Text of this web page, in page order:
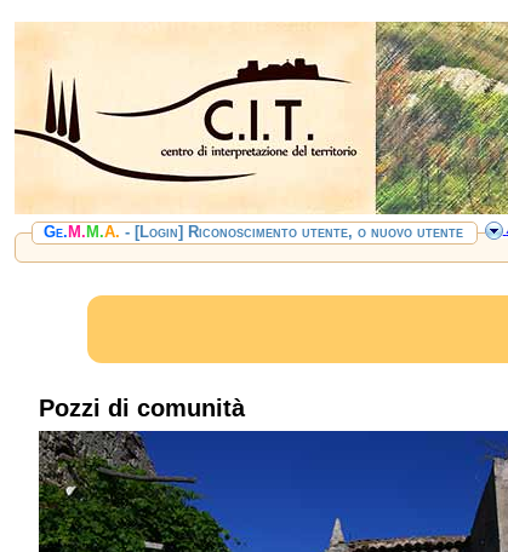
Ge. M. M.A. - [Login] Riconoscimento utente, o nuovo utente
Pozzi di comunità